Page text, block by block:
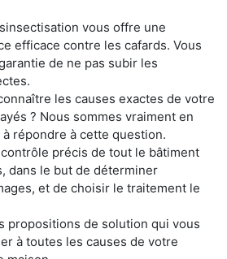
vous offre une
efficace contre les cafards. Vous
de ne pas subir les
les causes exactes de votre
? Nous sommes vraiment en
répondre à cette question.
précis de tout le bâtiment
dans le but de déterminer
et de choisir le traitement le
propositions de solution qui vous
à toutes les causes de votre